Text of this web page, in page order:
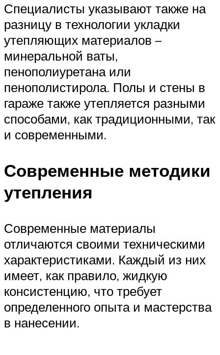
Специалисты указывают также на
разницу в технологии укладки
утепляющих материалов –
минеральной ваты,
пенополиуретана или
пенополистирола. Полы и стены в
гараже также утепляется разными
способами, как традиционными, так
и современными.
Современные методики
утепления
Современные материалы
отличаются своими техническими
характеристиками. Каждый из них
имеет, как правило, жидкую
консистенцию, что требует
определенного опыта и мастерства
в нанесении.